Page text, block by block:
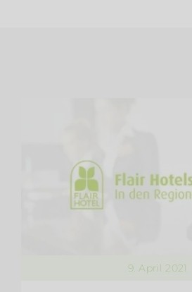
9. April 2021